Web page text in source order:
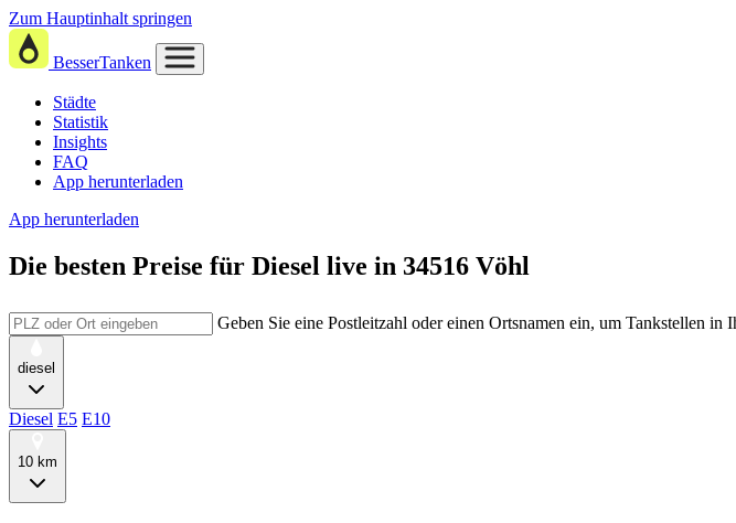
Zum Hauptinhalt springen
BesserTanken
Städte
Statistik
Insights
FAQ
App herunterladen
App herunterladen
Die besten Preise für Diesel live in 34516 Vöhl
Geben Sie eine Postleitzahl oder einen Ortsnamen ein, um Tankstellen in
diesel
Diesel E5 E10
10 km